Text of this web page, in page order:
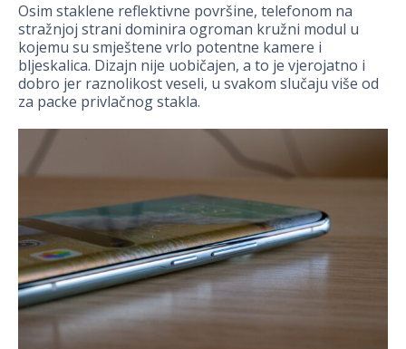
Osim staklene reflektivne površine, telefonom na
stražnjoj strani dominira ogroman kružni modul u
kojemu su smještene vrlo potentne kamere i
bljeskalica. Dizajn nije uobičajen, a to je vjerojatno i
dobro jer raznolikost veseli, u svakom slučaju više od
za packe privlačnog stakla.